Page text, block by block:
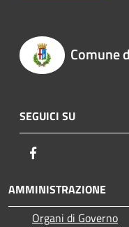
Comune
SEGUICI SU
AMMINISTRAZIONE
Organi di Governo